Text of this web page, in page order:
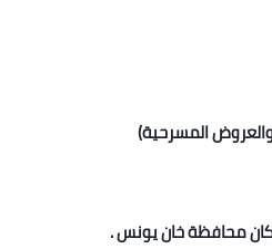
المسرحية)